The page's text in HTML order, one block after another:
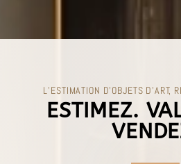
L’ESTIMATION D’OBJETS D’ART,
ESTIMEZ.